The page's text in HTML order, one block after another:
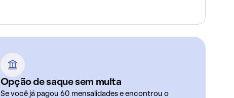
Opção de saque sem multa
Se você já pagou 60 mensalidades e encontrou o